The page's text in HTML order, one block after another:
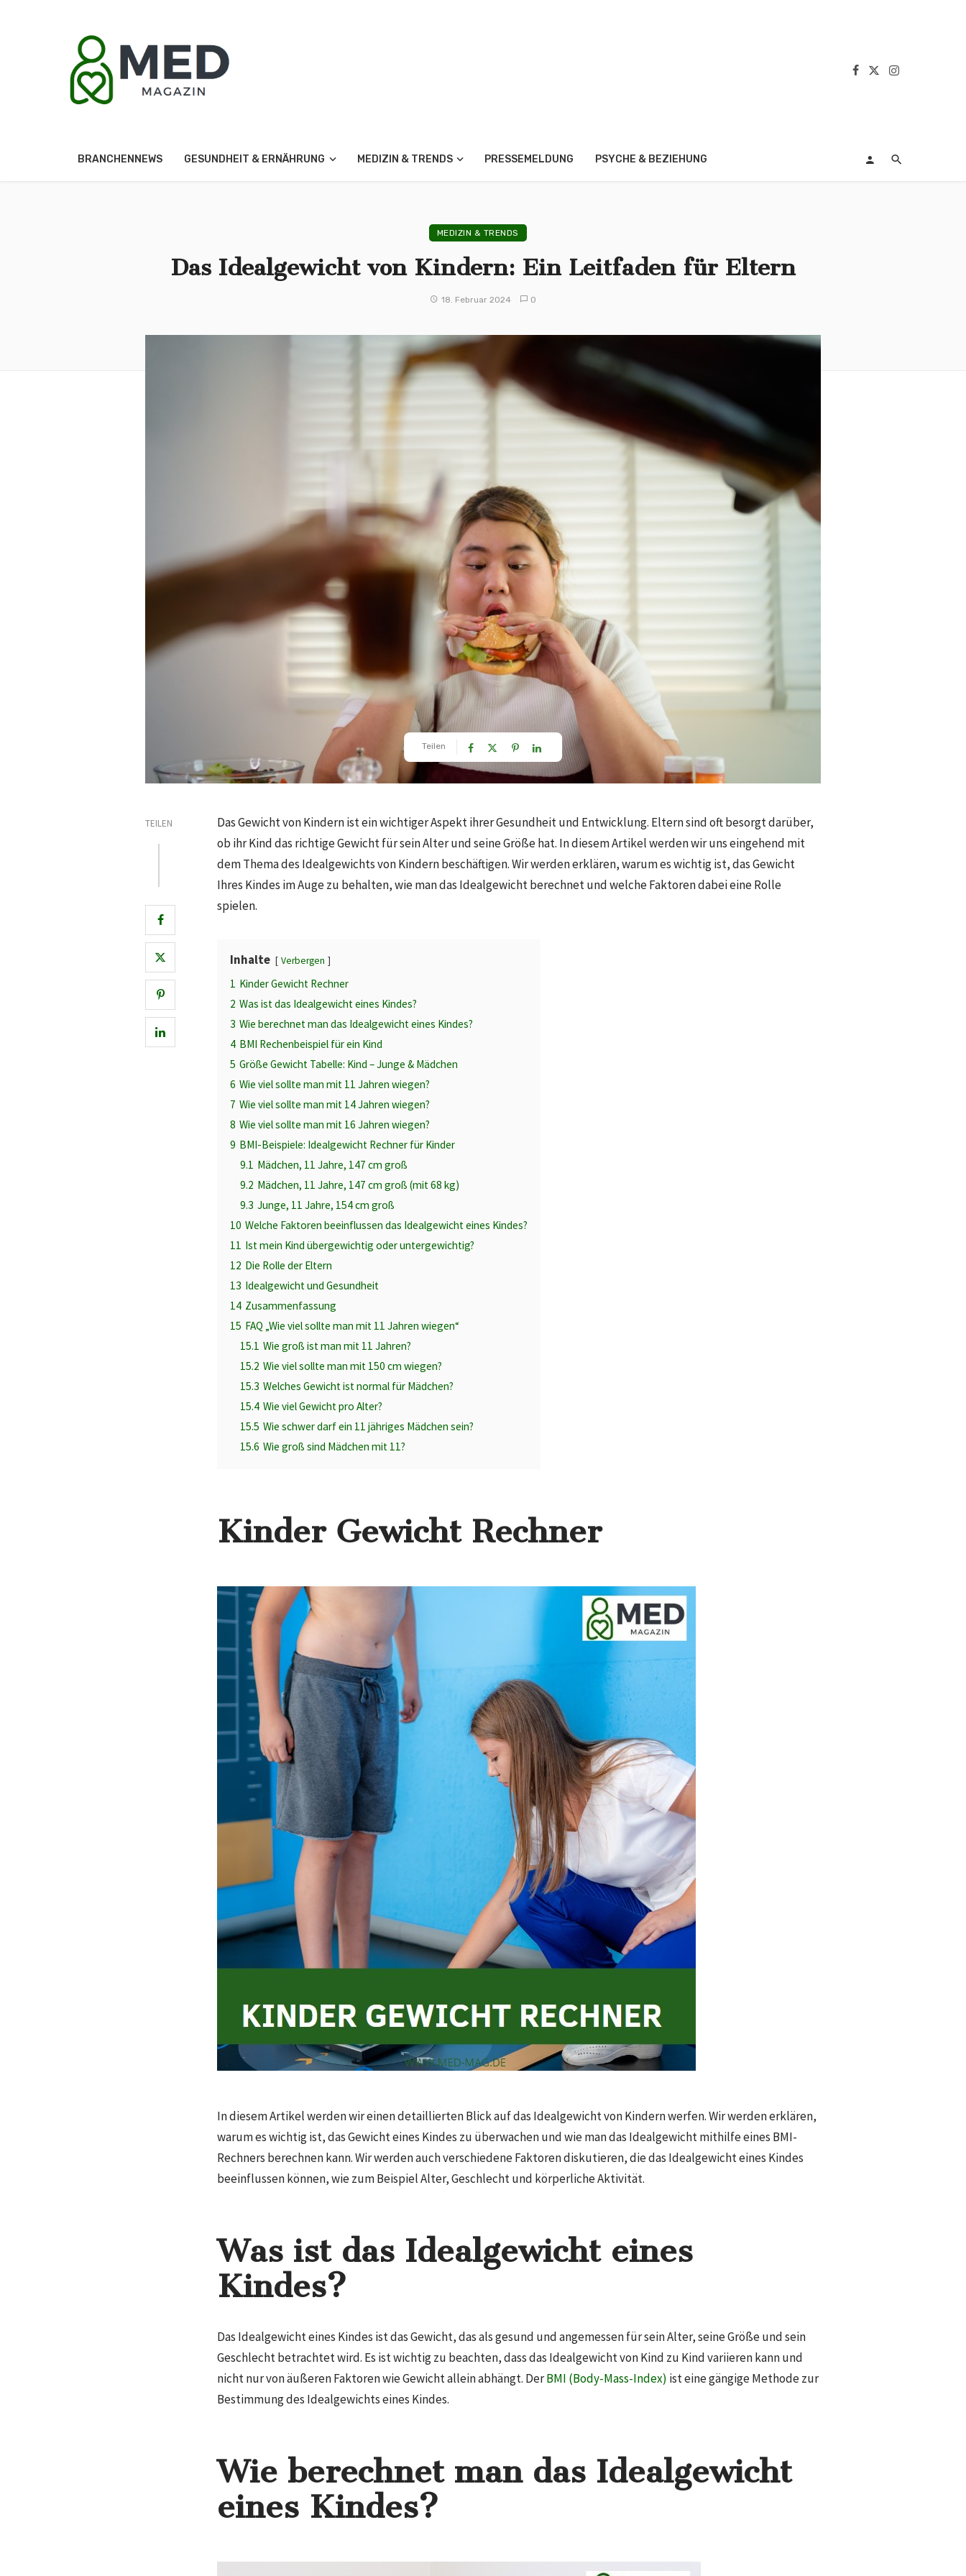
BRANCHENNEWS GESUNDHEIT & ERNÄHRUNG MEDIZIN & TRENDS PRESSEMELDUNG PSYCHE & BEZIEHUNG
MEDIZIN & TRENDS
Das Idealgewicht von Kindern: Ein Leitfaden für Eltern
18. Februar 2024 0
Teilen
TEILEN
Das Gewicht von Kindern ist ein wichtiger Aspekt ihrer Gesundheit und Entwicklung. Eltern sind oft besorgt darüber,
ob ihr Kind das richtige Gewicht für sein Alter und seine Größe hat. In diesem Artikel werden wir uns eingehend mit
dem Thema des Idealgewichts von Kindern beschäftigen. Wir werden erklären, warum es wichtig ist, das Gewicht
Ihres Kindes im Auge zu behalten, wie man das Idealgewicht berechnet und welche Faktoren dabei eine Rolle
spielen.
Inhalte Verbergen
1 Kinder Gewicht Rechner
2 Was ist das Idealgewicht eines Kindes?
3 Wie berechnet man das Idealgewicht eines Kindes?
4 BMI Rechenbeispiel für ein Kind
5 Größe Gewicht Tabelle: Kind – Junge & Mädchen
6 Wie viel sollte man mit 11 Jahren wiegen?
7 Wie viel sollte man mit 14 Jahren wiegen?
8 Wie viel sollte man mit 16 Jahren wiegen?
9 BMI-Beispiele: Idealgewicht Rechner für Kinder
9.1 Mädchen, 11 Jahre, 147 cm groß
9.2 Mädchen, 11 Jahre, 147 cm groß (mit 68 kg)
9.3 Junge, 11 Jahre, 154 cm groß
10 Welche Faktoren beeinflussen das Idealgewicht eines Kindes?
11 Ist mein Kind übergewichtig oder untergewichtig?
12 Die Rolle der Eltern
13 Idealgewicht und Gesundheit
14 Zusammenfassung
15 FAQ „Wie viel sollte man mit 11 Jahren wiegen“
15.1 Wie groß ist man mit 11 Jahren?
15.2 Wie viel sollte man mit 150 cm wiegen?
15.3 Welches Gewicht ist normal für Mädchen?
15.4 Wie viel Gewicht pro Alter?
15.5 Wie schwer darf ein 11 jähriges Mädchen sein?
15.6 Wie groß sind Mädchen mit 11?
Kinder Gewicht Rechner
In diesem Artikel werden wir einen detaillierten Blick auf das Idealgewicht von Kindern werfen. Wir werden erklären,
warum es wichtig ist, das Gewicht eines Kindes zu überwachen und wie man das Idealgewicht mithilfe eines BMI-
Rechners berechnen kann. Wir werden auch verschiedene Faktoren diskutieren, die das Idealgewicht eines Kindes
beeinflussen können, wie zum Beispiel Alter, Geschlecht und körperliche Aktivität.
Was ist das Idealgewicht eines
Kindes?
Das Idealgewicht eines Kindes ist das Gewicht, das als gesund und angemessen für sein Alter, seine Größe und sein
Geschlecht betrachtet wird. Es ist wichtig zu beachten, dass das Idealgewicht von Kind zu Kind variieren kann und
nicht nur von äußeren Faktoren wie Gewicht allein abhängt. DerBMI (Body-Mass-Index) ist eine gängige Methode zur
Bestimmung des Idealgewichts eines Kindes.
Wie berechnet man das Idealgewicht
eines Kindes?